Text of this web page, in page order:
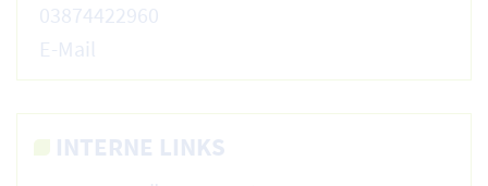
03874422960
E-Mail
INTERNE LINKS